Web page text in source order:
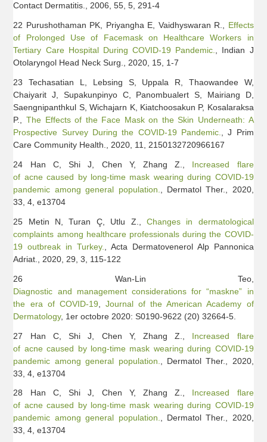
Contact Dermatitis., 2006, 55, 5, 291-4
22 Purushothaman PK, Priyangha E, Vaidhyswaran R., Effects
of Prolonged Use of Facemask on Healthcare Workers in
Tertiary Care Hospital During COVID-19 Pandemic.
, Indian J
Otolaryngol Head Neck Surg., 2020, 15, 1-7
23 Techasatian L, Lebsing S, Uppala R, Thaowandee W,
Chaiyarit J, Supakunpinyo C, Panombualert S, Mairiang D,
Saengnipanthkul S, Wichajarn K, Kiatchoosakun P, Kosalaraksa
P., The Effects of the Face Mask on the Skin Underneath: A
Prospective Survey During the COVID-19 Pandemic.
, J Prim
Care Community Health., 2020, 11, 2150132720966167
24 Han C, Shi J, Chen Y, Zhang Z., Increased flare
of acne caused by long-time mask wearing during COVID-19
pandemic among general population.
, Dermatol Ther., 2020,
33, 4, e13704
25 Metin N, Turan Ç, Utlu Z., Changes in dermatological
complaints among healthcare professionals during the COVID-
19 outbreak in Turkey.
, Acta Dermatovenerol Alp Pannonica
Adriat., 2020, 29, 3, 115-122
26 Wan-Lin Teo,
Diagnostic and management considerations for “maskne” in
the era of COVID-19
Journal of the American Academy of
Dermatology, 1er octobre 2020: S0190-9622 (20) 32664-5.
27 Han C, Shi J, Chen Y, Zhang Z., Increased flare
of acne caused by long-time mask wearing during COVID-19
pandemic among general population.
, Dermatol Ther., 2020,
33, 4, e13704
28 Han C, Shi J, Chen Y, Zhang Z., Increased flare
of acne caused by long-time mask wearing during COVID-19
pandemic among general population., Dermatol Ther., 2020,
33, 4, e13704